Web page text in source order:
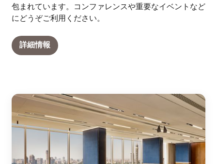
包まれています。コンファレンスや重要なイベントなど
にどうぞご利用ください。
詳細情報